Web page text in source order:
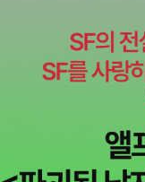
장백폭포, 지하삼림, 금강대협곡, 원
려있는 우리 산이지만
법이라면 중국을 통해
백산 지역은 유네스코
권 보호지역으로 지정
정이 이 생태조서에 동
린 장백산 이야기다.